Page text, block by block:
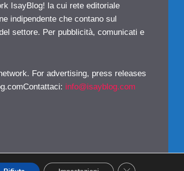
IsayBlog! la cui rete editoriale
indipendente che contano sul
settore. Per pubblicità, comunicati e
For advertising, press releases
: info@isayblog.com
CLOSE GDPR